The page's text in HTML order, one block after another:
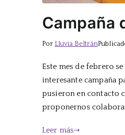
Campaña
Por Lluvia Beltrán
Este mes de febrero
interesante campaña
pusieron en contacto
proponernos
Leer más